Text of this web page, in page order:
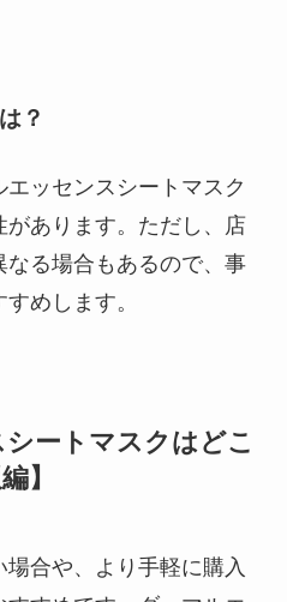
？
ッセンスシートマスク
があります。ただし、店
る場合もあるので、事
めします。
ートマスクはどこ
】
合や、より手軽に購入